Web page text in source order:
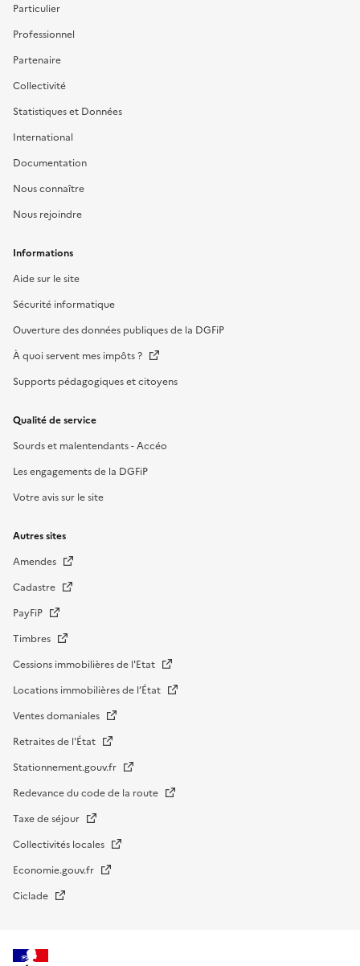
Particulier
Professionnel
Partenaire
Collectivité
Statistiques et Données
International
Documentation
Nous connaître
Nous rejoindre
Informations
Aide sur le site
Sécurité informatique
Ouverture des données publiques de la DGFiP
À quoi servent mes impôts ?
Supports pédagogiques et citoyens
Qualité de service
Sourds et malentendants - Accéo
Les engagements de la DGFiP
Votre avis sur le site
Autres sites
Amendes
Cadastre
PayFiP
Timbres
Cessions immobilières de l'Etat
Locations immobilières de l’État
Ventes domaniales
Retraites de l'État
Stationnement.gouv.fr
Redevance du code de la route
Taxe de séjour
Collectivités locales
Economie.gouv.fr
Ciclade